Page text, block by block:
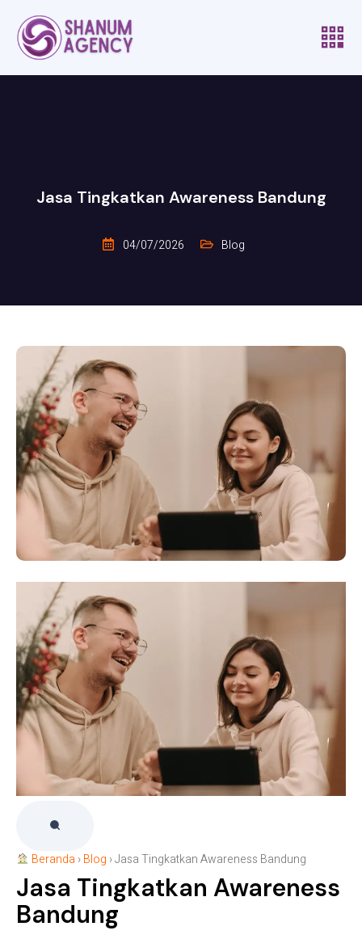
Jasa Tingkatkan Awareness Bandung
04/07/2026 Blog
Beranda ›Blog ›Jasa Tingkatkan Awareness Bandung
Jasa Tingkatkan Awareness
Bandung